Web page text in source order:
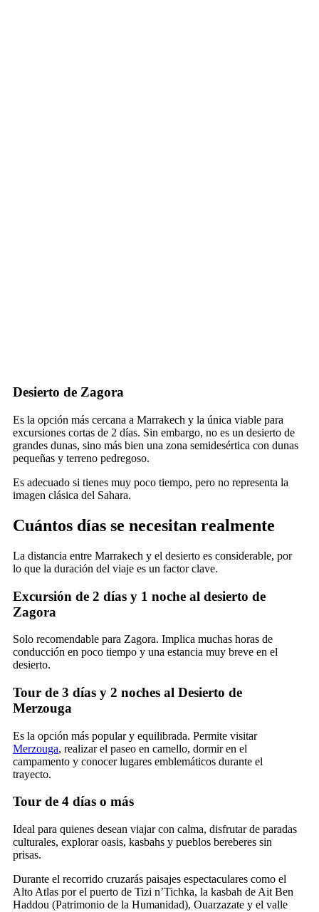
Desierto de Zagora
Es la opción más cercana a Marrakech y la única viable para
excursiones cortas de 2 días. Sin embargo, no es un desierto de
grandes dunas, sino más bien una zona semidesértica con dunas
pequeñas y terreno pedregoso.
Es adecuado si tienes muy poco tiempo, pero no representa la
imagen clásica del Sahara.
Cuántos días se necesitan realmente
La distancia entre Marrakech y el desierto es considerable, por
lo que la duración del viaje es un factor clave.
Excursión de 2 días y 1 noche al desierto de
Zagora
Solo recomendable para Zagora. Implica muchas horas de
conducción en poco tiempo y una estancia muy breve en el
desierto.
Tour de 3 días y 2 noches al Desierto de
Merzouga
Es la opción más popular y equilibrada. Permite visitar
Merzouga, realizar el paseo en camello, dormir en el
campamento y conocer lugares emblemáticos durante el
trayecto.
Tour de 4 días o más
Ideal para quienes desean viajar con calma, disfrutar de paradas
culturales, explorar oasis, kasbahs y pueblos bereberes sin
prisas.
Durante el recorrido cruzarás paisajes espectaculares como el
Alto Atlas por el puerto de Tizi n’Tichka, la kasbah de Ait Ben
Haddou (Patrimonio de la Humanidad), Ouarzazate y el valle